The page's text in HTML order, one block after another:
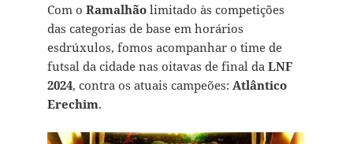
Com o Ramalhãolimitado às competições
das categorias de base em horários
esdrúxulos, fomos acompanhar o time de
futsal da cidade nas oitavas de final da LNF
2024, contra os atuais campeões: Atlântico
Erechim.